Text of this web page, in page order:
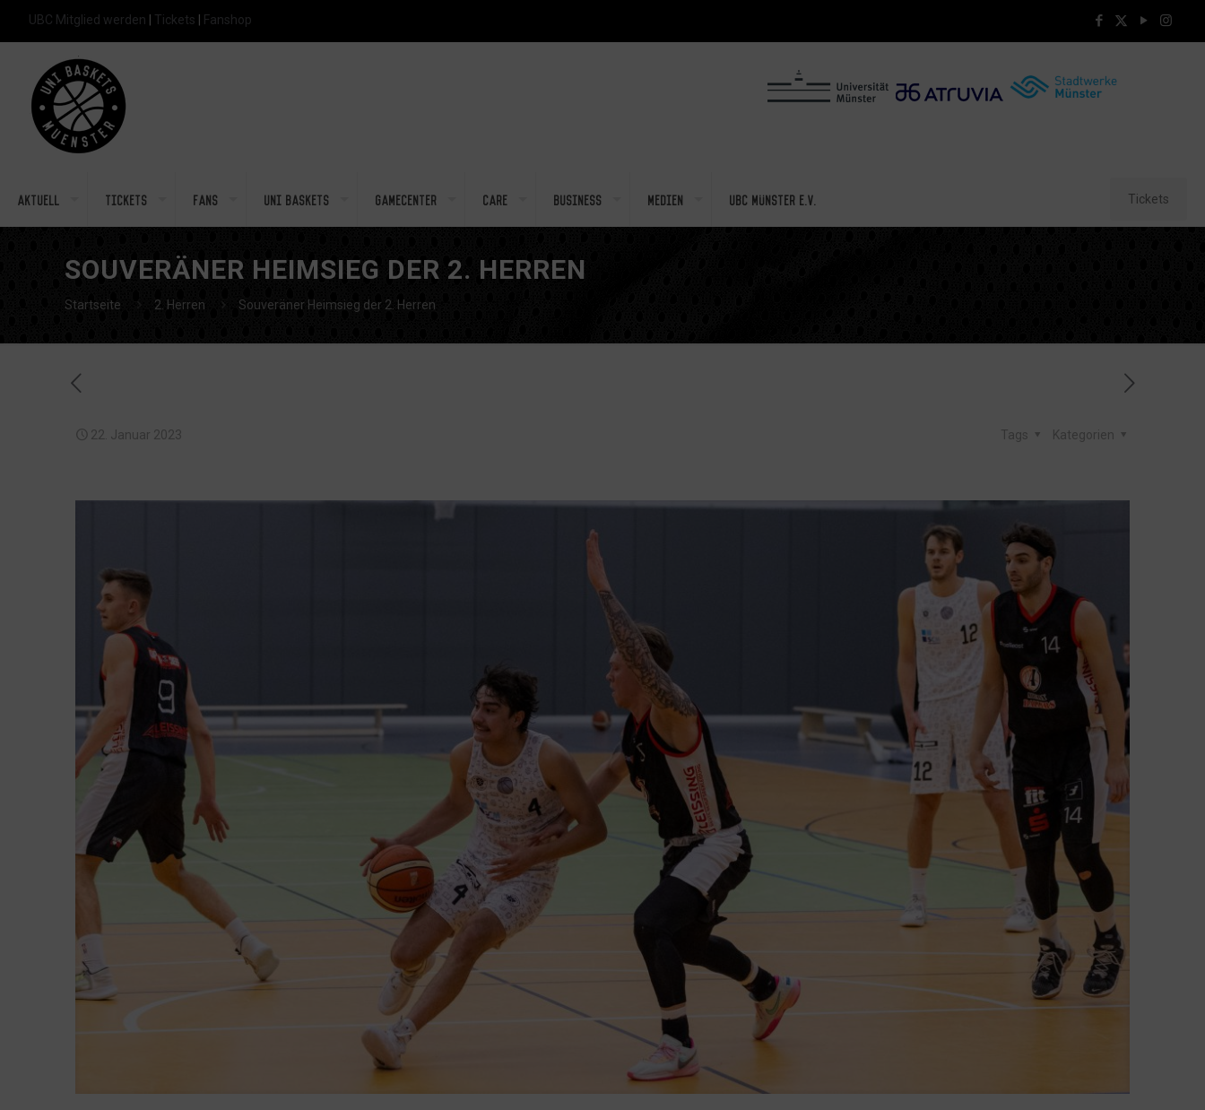
UBC Mitglied werden Tickets Fanshop
Aktuell Tickets Fans Uni Baskets Gamecenter Care Business Medien UBC Münster e.V. Tickets
SOUVERÄNER HEIMSIEG DER 2. HERREN
Startseite 2. Herren Souveräner Heimsieg der 2. Herren
22. Januar 2023 Kategorien
Tags